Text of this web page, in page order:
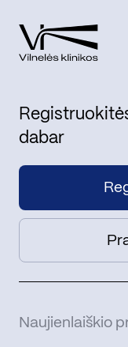
dabar
Naujienlaiškio